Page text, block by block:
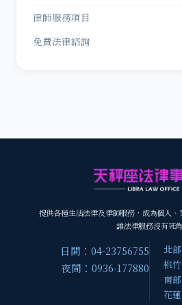
律師服務項目
免費法律諮詢
提供各種生活法律及律師服務，成為個人、
讓法律服務沒有死
日間：04-23756755
夜間：0936-177880
北
桃
南
花